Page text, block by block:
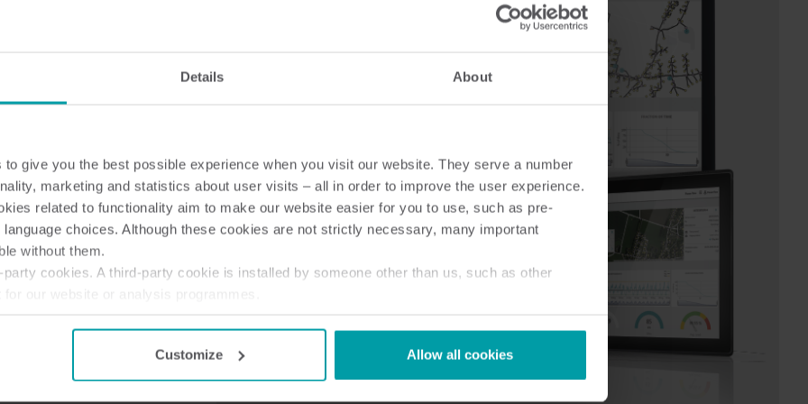
Details About
give you the best possible experience when you visit our website. They serve a number
marketing and statistics about user visits – all in order to improve the user experience.
related to functionality aim to make our website easier for you to use, such as pre-
choices. Although these cookies are not strictly necessary, many important
without them.
cookies. A third-party cookie is installed by someone other than us, such as other
withdraw your consent from the Cookie Declarationhere.
Customize Allow all cookies
Trafostationen mit den
und Transformatoren.
Jedes Modul ist für
und Trafostationen,
neigen, da die
sich leicht an Ihre
auswählen. Service und
Analyse-Tools und Ihre
– egal wann, egal